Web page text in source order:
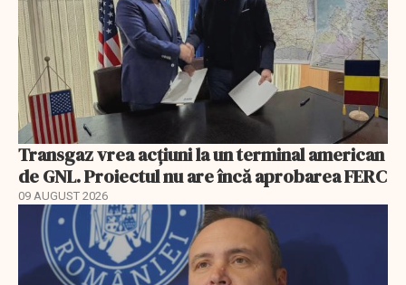
Transgaz vrea acțiuni la un terminal american
de GNL. Proiectul nu are încă aprobarea FERC
09 AUGUST 2026